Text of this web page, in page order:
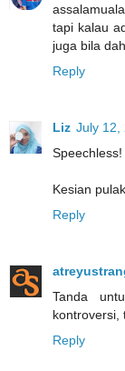
tapi kalau
juga bila
Reply
Liz July 12,
Speechless!
Kesian
Reply
Tanda
kontroversi,
Reply